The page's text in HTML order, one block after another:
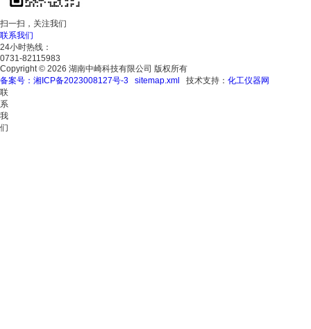
扫一扫，关注我们
联系我们
24小时热线：
0731-82115983
Copyright © 2026 湖南中崎科技有限公司 版权所有
备案号：湘ICP备2023008127号-3
sitemap.xml 技术支持： 化工仪器网
联
系
我
们